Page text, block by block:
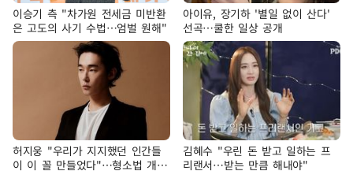
이승기 측 "차가원 전세금 미반환
은 고도의 사기 수법…엄벌 원해"
아이유, 장기하 '별일 없이 산다'
선곡…쿨한 일상 공개
허지웅 "우리가 지지했던 인간들
이 이 꼴 만들었다"…형소법 개정
김혜수 "우린 돈 받고 일하는 프
리랜서…받는 만큼 해내야"